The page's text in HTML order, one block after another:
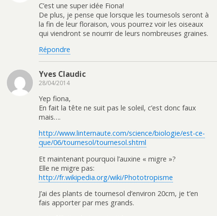
C’est une super idée Fiona!
De plus, je pense que lorsque les tournesols seront à
la fin de leur floraison, vous pourrez voir les oiseaux
qui viendront se nourrir de leurs nombreuses graines.
Répondre
Yves Claudic
28/04/2014
Yep fiona,
En fait la tête ne suit pas le soleil, c’est donc faux
mais….
http://www.linternaute.com/science/biologie/est-ce-
que/06/tournesol/tournesol.shtml
Et maintenant pourquoi l’auxine « migre »?
Elle ne migre pas:
http://fr.wikipedia.org/wiki/Phototropisme
J’ai des plants de tournesol d’environ 20cm, je t’en
fais apporter par mes grands.